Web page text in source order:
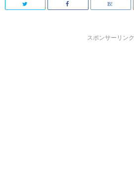
スポンサーリンク